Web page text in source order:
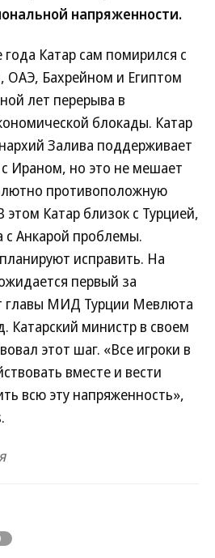
напряженности.
года Катар сам помирился с
ОАЭ, Бахрейном и Египтом
лет перерыва в
блокады. Катар
Залива поддерживает
Ираном, но это не мешает
противоположную
Катар близок с Турцией,
с Анкарой проблемы.
исправить. На
первый за
главы МИД Турции Мевлюта
Катарский министр в своем
этот шаг. «Все игроки в
вместе и вести
всю эту напряженность»,